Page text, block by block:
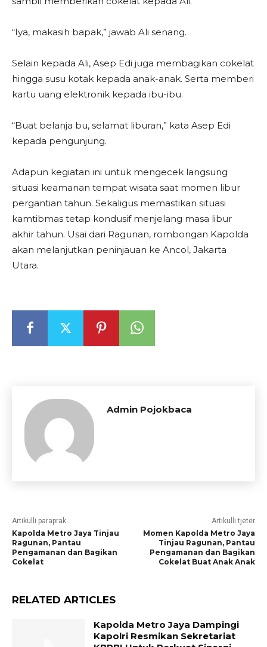
“Iya, makasih bapak,” jawab Ali senang.
Selain kepada Ali, Asep Edi juga membagikan cokelat
hingga susu kotak kepada anak-anak. Serta memberi
kartu uang elektronik kepada ibu-ibu.
“Buat belanja bu, selamat liburan,” kata Asep Edi
kepada pengunjung.
Adapun kegiatan ini untuk mengecek langsung
situasi keamanan tempat wisata saat momen libur
pergantian tahun. Sekaligus memastikan situasi
kamtibmas tetap kondusif menjelang masa libur
akhir tahun. Usai dari Ragunan, rombongan Kapolda
akan melanjutkan peninjauan ke Ancol, Jakarta
Utara.
Admin Pojokbaca
Artikulli paraprak
Kapolda Metro Jaya Tinjau
Ragunan, Pantau
Pengamanan dan Bagikan
Cokelat
Artikulli tjetër
Momen Kapolda Metro Jaya
Tinjau Ragunan, Pantau
Pengamanan dan Bagikan
Cokelat Buat Anak Anak
RELATED ARTICLES
Kapolda Metro Jaya Dampingi
Kapolri Resmikan Sekretariat